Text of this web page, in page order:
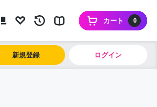
0
カート
新規登録 ログイン